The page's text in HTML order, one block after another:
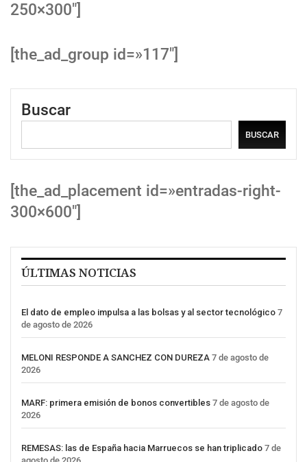
250×300″]
[the_ad_group id=»117″]
Buscar
BUSCAR
[the_ad_placement id=»entradas-right-
300×600″]
ÚLTIMAS NOTICIAS
El dato de empleo impulsa a las bolsas y al sector tecnológico 7
de agosto de 2026
MELONI RESPONDE A SANCHEZ CON DUREZA 7 de agosto de
2026
MARF: primera emisión de bonos convertibles 7 de agosto de
2026
REMESAS: las de España hacia Marruecos se han triplicado 7 de